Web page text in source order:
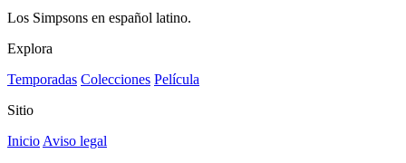
Los Simpsons en español latino.
Explora
Temporadas Colecciones Película
Sitio
InicioAviso legal